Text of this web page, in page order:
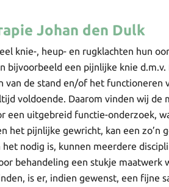
Johan den Dulk
knie-, heup- en rugklachten hun
bijvoorbeeld een pijnlijke knie
van de stand en/of het functioneren
voldoende. Daarom vinden wij de
een uitgebreid functie-onderzoek,
het pijnlijke gewricht, kan een zo’n
nodig is, kunnen meerdere
behandeling een stukje
is er, indien gewenst, een fijne